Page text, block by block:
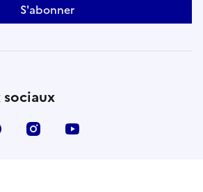
S'abonner
sociaux
facebook instagram